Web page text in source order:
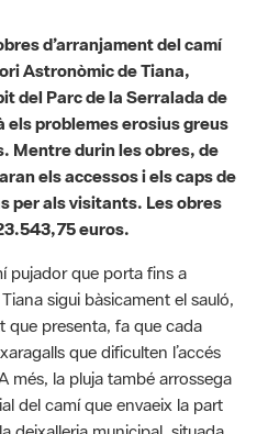
del Parc de la Serralada de
problemes erosius greus
durin les obres, de
els accessos i els caps de
per als visitants. Les obres
euros.
pujador que porta fins a
sigui bàsicament el sauló,
presenta, fa que cada
que dificulten l’accés
més, la pluja també arrossega
del camí que envaeix la part
deixalleria municipal, situada
aquesta problemàtica,